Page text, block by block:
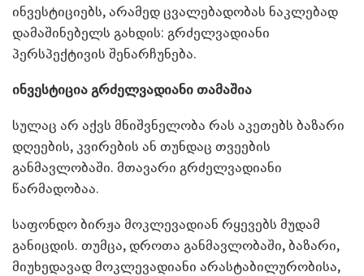
ინვესტიციებს, არამედ ცვალებადობას ნაკლებად
დამაშინებელს გახდის: გრძელვადიანი
პერსპექტივის შენარჩუნება.
ინვესტიცია გრძელვადიანი თამაშია
სულაც არ აქვს მნიშვნელობა რას აკეთებს ბაზარი
დღეების, კვირების ან თუნდაც თვეების
განმავლობაში. მთავარი გრძელვადიანი
წარმადობაა.
საფონდო ბირჟა მოკლევადიან რყევებს მუდამ
განიცდის. თუმცა, დროთა განმავლობაში, ბაზარი,
მიუხედავად მოკლევადიანი არასტაბილურობისა,